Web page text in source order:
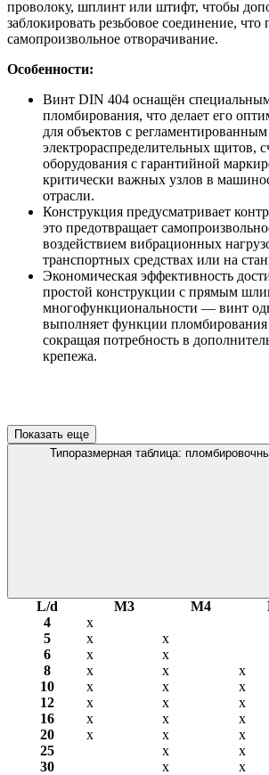
проволоку, шплинт или штифт, чтобы
заблокировать резьбовое соединение, что
самопроизвольное отворачивание.
Особенности:
Винт DIN 404 оснащён
пломбирования, что делает его
для объектов с
электрораспределительных щитов,
оборудования с гарантийной
критически важных узлов в
отрасли.
Конструкция предусматривает
это предотвращает
воздействием вибрационных
транспортных средствах или на
Экономическая эффективность
простой конструкции с прямым
многофункциональности — винт
выполняет функции
сокращая потребность в
крепежа.
Показать еще
Типоразмерная таблица:
L/d М3 М4
4
х
5
х
х
6
х
х
8
х х
х
10
х х х
12
х х х
16
х х х
20
х х х
25
х х
30
х х